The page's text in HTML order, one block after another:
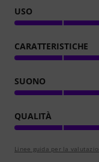
USO
CARATTERISTICHE
SUONO
QUALITÀ
Linee guida per la